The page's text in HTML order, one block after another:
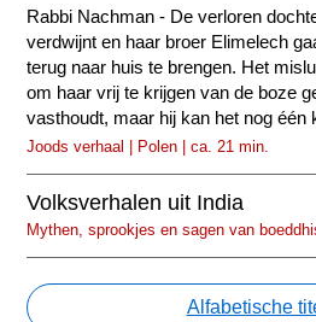
Rabbi Nachman - De verloren
verdwijnt en haar broer Elimelech
terug naar huis te brengen. Het
om haar vrij te krijgen van de boze
vasthoudt, maar hij kan het nog één
Joods verhaal | Polen | ca. 21 min.
Volksverhalen uit India
Mythen, sprookjes en sagen van
Alfabetische